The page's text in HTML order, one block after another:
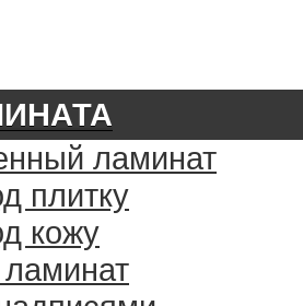
ламинат
плитку
кожу